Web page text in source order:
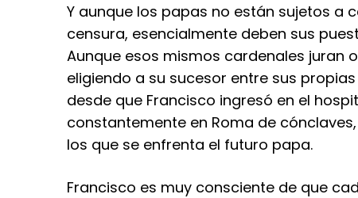
Y aunque los papas no están sujetos a
censura, esencialmente deben sus
Aunque esos mismos cardenales juran
eligiendo a su sucesor entre sus
desde que Francisco ingresó en el
constantemente en Roma de
los que se enfrenta el futuro papa.
Francisco es muy consciente de que